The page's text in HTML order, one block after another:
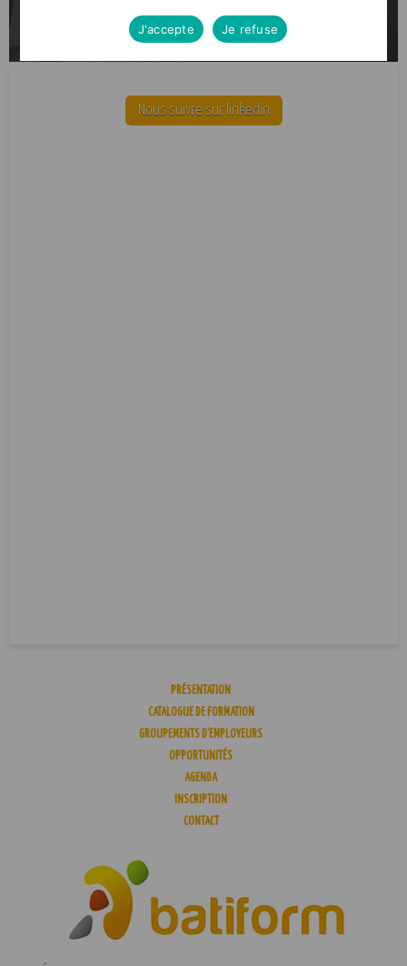
Nous suivre sur linkedin
PRÉSENTATION
CATALOGUE DE FORMATION
GROUPEMENTS D’EMPLOYEURS
OPPORTUNITÉS
AGENDA
INSCRIPTION
CONTACT
J'accepte Je refuse